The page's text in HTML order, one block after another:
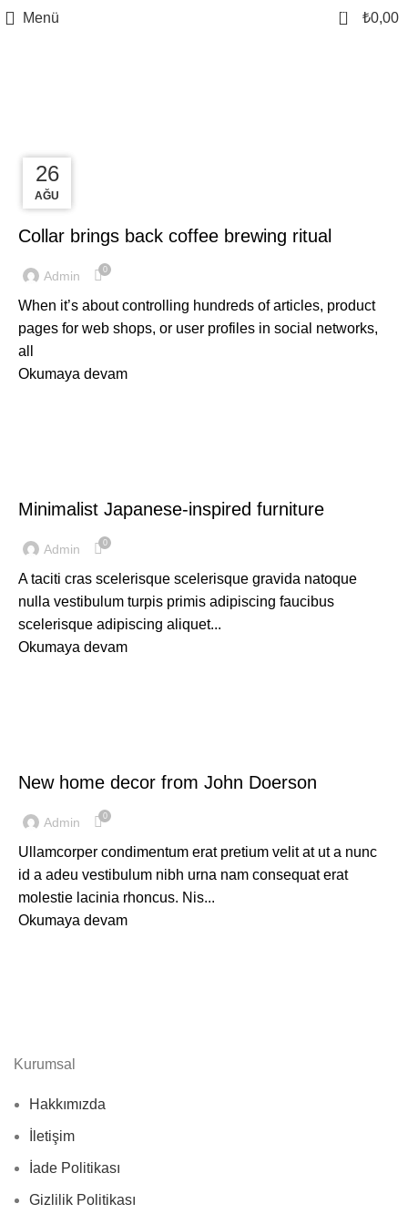
Menü 0 ₺0,00
27
AĞU
Collar brings back coffee brewing ritual
Admin 0
When it’s about controlling hundreds of articles, product
pages for web shops, or user profiles in social networks,
all
Okumaya devam
26
AĞU
Minimalist Japanese-inspired furniture
Admin 0
A taciti cras scelerisque scelerisque gravida natoque
nulla vestibulum turpis primis adipiscing faucibus
scelerisque adipiscing aliquet...
Okumaya devam
26
AĞU
New home decor from John Doerson
Admin 0
Ullamcorper condimentum erat pretium velit at ut a nunc
id a adeu vestibulum nibh urna nam consequat erat
molestie lacinia rhoncus. Nis...
Okumaya devam
Kurumsal
Hakkımızda
İletişim
İade Politikası
Gizlilik Politikası